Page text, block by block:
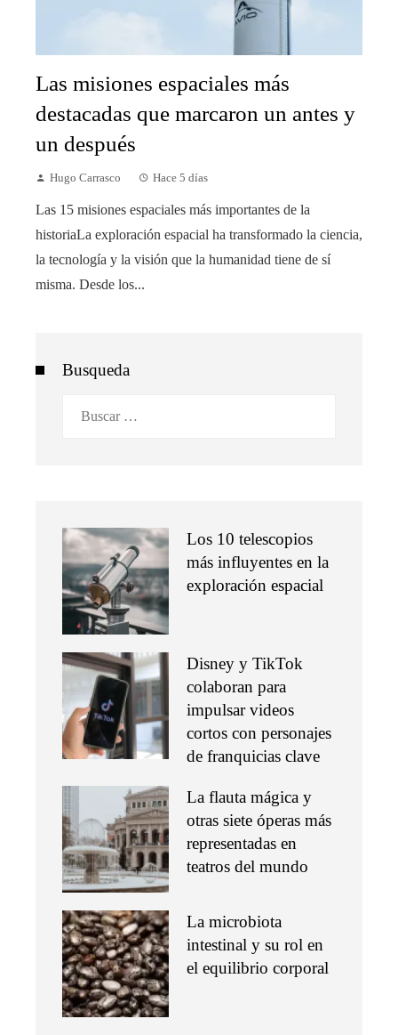
Las misiones espaciales más
destacadas que marcaron un antes y
un después
Hugo Carrasco Hace 5 días
Las 15 misiones espaciales más importantes de la
historiaLa exploración espacial ha transformado la ciencia,
la tecnología y la visión que la humanidad tiene de sí
misma. Desde los...
Busqueda
Los 10 telescopios
más influyentes en la
exploración espacial
Disney y TikTok
colaboran para
impulsar videos
cortos con personajes
de franquicias clave
La flauta mágica y
otras siete óperas más
representadas en
teatros del mundo
La microbiota
intestinal y su rol en
el equilibrio corporal